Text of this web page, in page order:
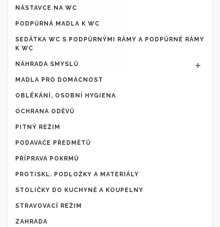
NÁSTAVCE NA WC
PODPŮRNÁ MADLA K WC
SEDÁTKA WC S PODPŮRNÝMI RÁMY A PODPŮRNÉ RÁMY
K WC
NÁHRADA SMYSLŮ
MADLA PRO DOMÁCNOST
OBLÉKÁNÍ, OSOBNÍ HYGIENA
OCHRANA ODĚVŮ
PITNÝ REŽIM
PODAVAČE PŘEDMĚTŮ
PŘÍPRAVA POKRMŮ
PROTISKL. PODLOŽKY A MATERIÁLY
STOLIČKY DO KUCHYNĚ A KOUPELNY
STRAVOVACÍ REŽIM
ZAHRADA